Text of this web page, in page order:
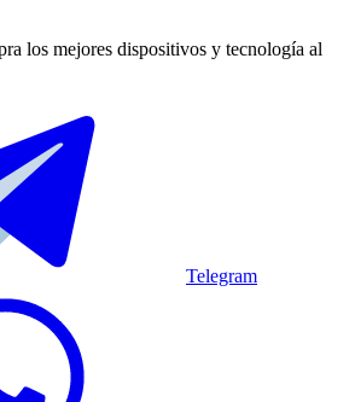
los mejores dispositivos y tecnología al
Telegram